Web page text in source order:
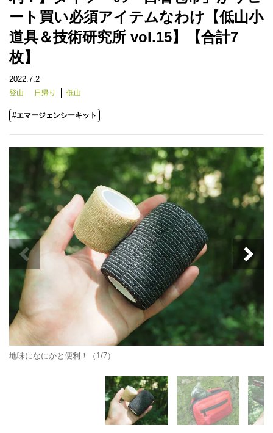
ート買い必須アイテムなわけ【低山小
道具＆技術研究所 vol.15】【合計7
枚】
2022.7.2
登山 日帰り 低山
#エマージェンシーキット
地味になにかと便利！（1/7）